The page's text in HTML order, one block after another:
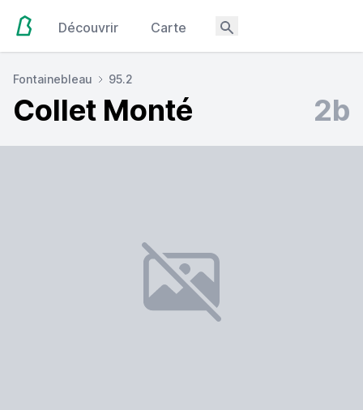
Découvrir Carte
Fontainebleau 95.2
Collet Monté 2b